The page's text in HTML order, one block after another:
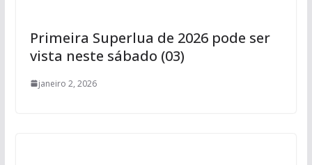
Primeira Superlua de 2026 pode ser
vista neste sábado (03)
janeiro 2, 2026